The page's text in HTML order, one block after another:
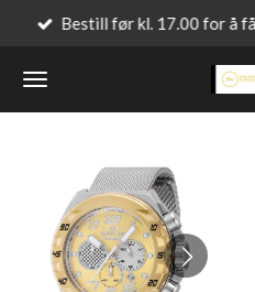
hovedinnhold
Bestill før kl. 17.00 for å